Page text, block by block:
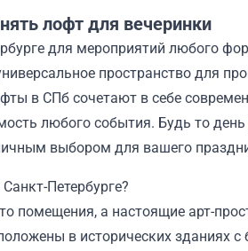
лофт для вечеринки
для мероприятий любого
пространство для
в СПб сочетают в себе
любого события. Будь то
выбором для вашего
Петербурге?
помещения, а настоящие арт-
в исторических зданиях